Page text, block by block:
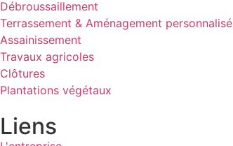
Débroussaillement
Terrassement & Aménagement personnalisé
Assainissement
Travaux agricoles
Clôtures
Plantations végétaux
Liens